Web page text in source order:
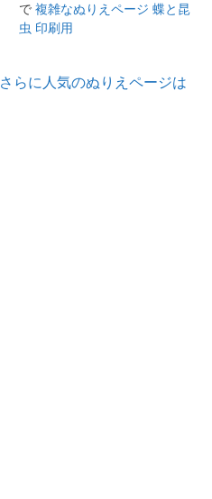
で 複雑なぬりえページ 蝶と昆
虫 印刷用
さらに人気のぬりえページは